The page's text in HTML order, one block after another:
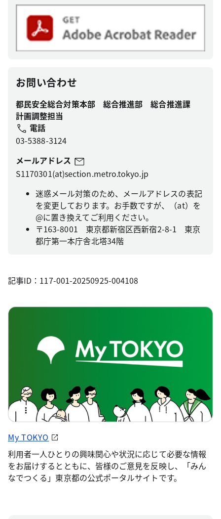
お問い合わせ
都民安全総合対策本部 総合推進部 総合推進課
計画調整担当
電話
03-5388-3124
メールアドレス
S1170301(at)section.metro.tokyo.jp
迷惑メール対策のため、メールアドレスの表記
を変更しております。お手数ですが、（at）を
@に置き換えてご利用ください。
〒163-8001 東京都新宿区西新宿2-8-1 東京
都庁第一本庁舎北塔34階
記事ID：117-001-20250925-004108
My TOKYO
利用者一人ひとりの興味関心や状況に応じて必要な情報
をお届けするとともに、皆様のご意見を反映し、「みん
なでつくる」東京都の公式ポータルサイトです。